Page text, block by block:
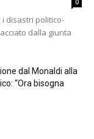
i disastri politico-
dalla giunta
dal Monaldi alla
“Ora bisogna